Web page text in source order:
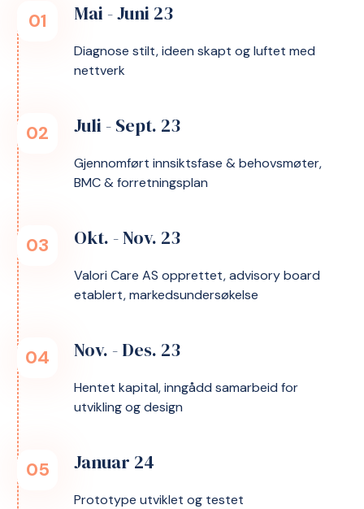
01
02
03
04
05
Mai - Juni 23
Diagnose stilt, ideen skapt og luftet med
nettverk
Juli - Sept. 23
Gjennomført innsiktsfase & behovsmøter,
BMC & forretningsplan
Okt. - Nov. 23
Valori Care AS opprettet, advisory board
etablert, markedsundersøkelse
Nov. - Des. 23
Hentet kapital, inngådd samarbeid for
utvikling og design
Januar 24
Prototype utviklet og testet